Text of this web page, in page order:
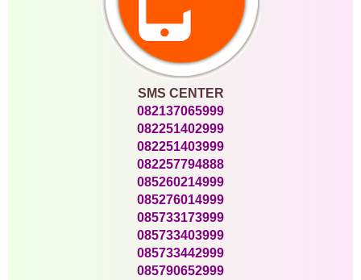
SMS CENTER
082137065999
082251402999
082251403999
082257794888
085260214999
085276014999
085733173999
085733403999
085733442999
085790652999